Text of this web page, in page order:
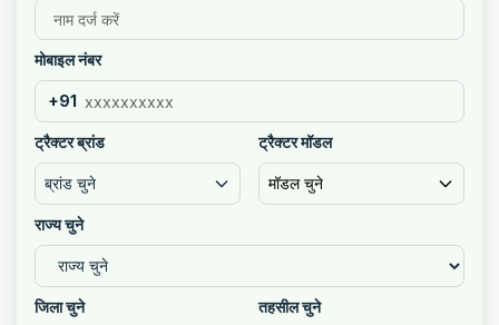
मोबाइल नंबर
+91
ट्रैक्टर ब्रांड
ब्रांड चुने
ट्रैक्टर मॉडल
मॉडल चुने
राज्य चुने
जिला चुने तहसील चुने